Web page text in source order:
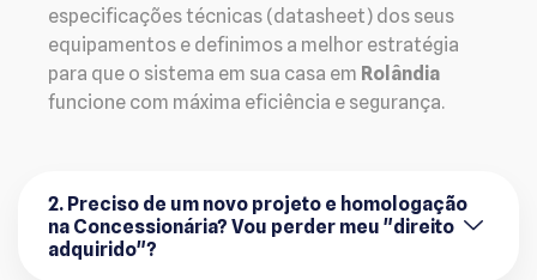
especificações técnicas (datasheet) dos seus
equipamentos e definimos a melhor estratégia
para que o sistema em sua casa em Rolândia
funcione com máxima eficiência e segurança.
2. Preciso de um novo projeto e homologação
na Concessionária? Vou perder meu "direito
adquirido"?